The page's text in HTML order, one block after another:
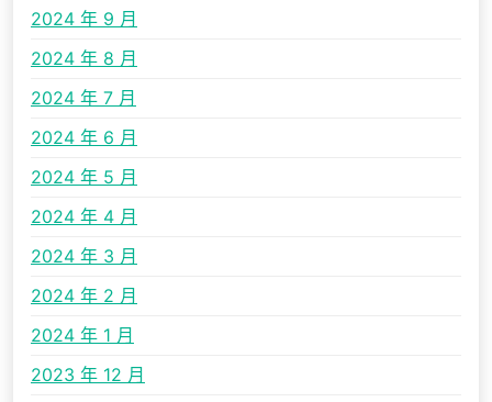
2024 年 9 月
2024 年 8 月
2024 年 7 月
2024 年 6 月
2024 年 5 月
2024 年 4 月
2024 年 3 月
2024 年 2 月
2024 年 1 月
2023 年 12 月